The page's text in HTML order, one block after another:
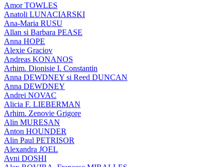
Amor TOWLES
Anatoli LUNACIARSKI
Ana-Maria RUSU
Allan si Barbara PEASE
Anna HOPE
Alexie Graciov
Andreas KONANOS
Arhim. Dionisie I. Constantin
Anna DEWDNEY si Reed DUNCAN
Anna DEWDNEY
Andrei NOVAC
Alicia F. LIEBERMAN
Arhim. Zenovie Grigore
Alin MURESAN
Anton HOUNDER
Alin Paul PETRISOR
Alexandra JOEL
Avni DOSHI